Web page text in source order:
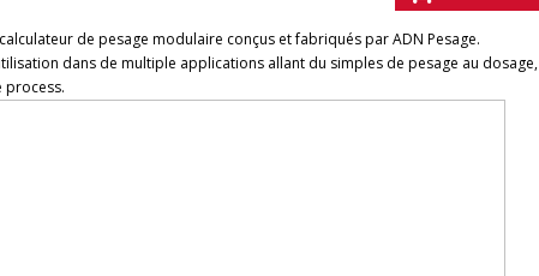
de pesage modulaire conçus et fabriqués par ADN Pesage.
dans de multiple applications allant du simples de pesage au dosage,
process.